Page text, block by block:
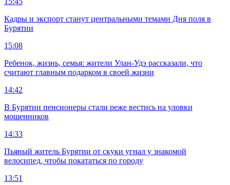
Кадры и экспорт станут центральными темами Дня поля в
Бурятии
15:08
Ребенок, жизнь, семья: жители Улан-Удэ рассказали, что
считают главным подарком в своей жизни
14:42
В Бурятии пенсионеры стали реже вестись на уловки
мошенников
14:33
Пьяный житель Бурятии от скуки угнал у знакомой
велосипед, чтобы покататься по городу
13:51